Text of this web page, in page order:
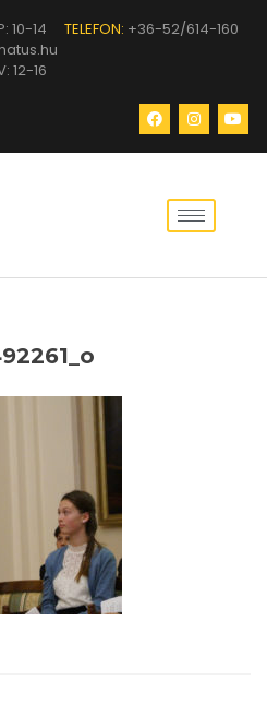
10-14 TELEFON: +36-52/614-160
12-16